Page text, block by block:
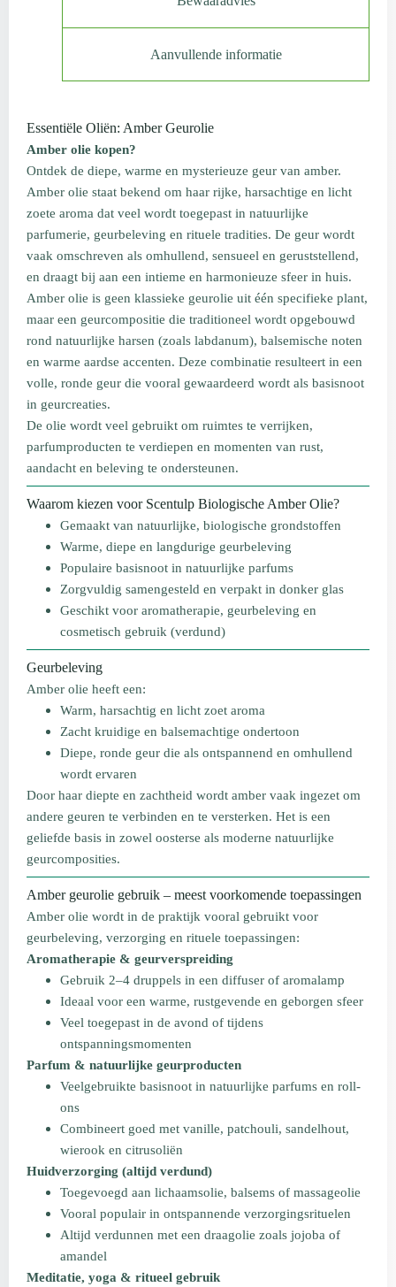
Aanvullende informatie
Essentiële Oliën: Amber Geurolie
Amber olie kopen?
Ontdek de diepe, warme en mysterieuze geur van amber.
Amber olie staat bekend om haar rijke, harsachtige en licht
zoete aroma dat veel wordt toegepast in natuurlijke
parfumerie, geurbeleving en rituele tradities. De geur wordt
vaak omschreven als omhullend, sensueel en geruststellend,
en draagt bij aan een intieme en harmonieuze sfeer in huis.
Amber olie is geen klassieke geurolie uit één specifieke plant,
maar een geurcompositie die traditioneel wordt opgebouwd
rond natuurlijke harsen (zoals labdanum), balsemische noten
en warme aardse accenten. Deze combinatie resulteert in een
volle, ronde geur die vooral gewaardeerd wordt als basisnoot
in geurcreaties.
De olie wordt veel gebruikt om ruimtes te verrijken,
parfumproducten te verdiepen en momenten van rust,
aandacht en beleving te ondersteunen.
Waarom kiezen voor Scentulp Biologische Amber Olie?
Gemaakt van natuurlijke, biologische grondstoffen
Warme, diepe en langdurige geurbeleving
Populaire basisnoot in natuurlijke parfums
Zorgvuldig samengesteld en verpakt in donker glas
Geschikt voor aromatherapie, geurbeleving en
cosmetisch gebruik (verdund)
Geurbeleving
Amber olie heeft een:
Warm, harsachtig en licht zoet aroma
Zacht kruidige en balsemachtige ondertoon
Diepe, ronde geur die als ontspannend en omhullend
wordt ervaren
Door haar diepte en zachtheid wordt amber vaak ingezet om
andere geuren te verbinden en te versterken. Het is een
geliefde basis in zowel oosterse als moderne natuurlijke
geurcomposities.
Amber geurolie gebruik – meest voorkomende toepassingen
Amber olie wordt in de praktijk vooral gebruikt voor
geurbeleving, verzorging en rituele toepassingen:
Aromatherapie & geurverspreiding
Gebruik 2–4 druppels in een diffuser of aromalamp
Ideaal voor een warme, rustgevende en geborgen sfeer
Veel toegepast in de avond of tijdens
ontspanningsmomenten
Parfum & natuurlijke geurproducten
Veelgebruikte basisnoot in natuurlijke parfums en roll-
ons
Combineert goed met vanille, patchouli, sandelhout,
wierook en citrusoliën
Huidverzorging (altijd verdund)
Toegevoegd aan lichaamsolie, balsems of massageolie
Vooral populair in ontspannende verzorgingsrituelen
Altijd verdunnen met een draagolie zoals jojoba of
amandel
Meditatie, yoga & ritueel gebruik